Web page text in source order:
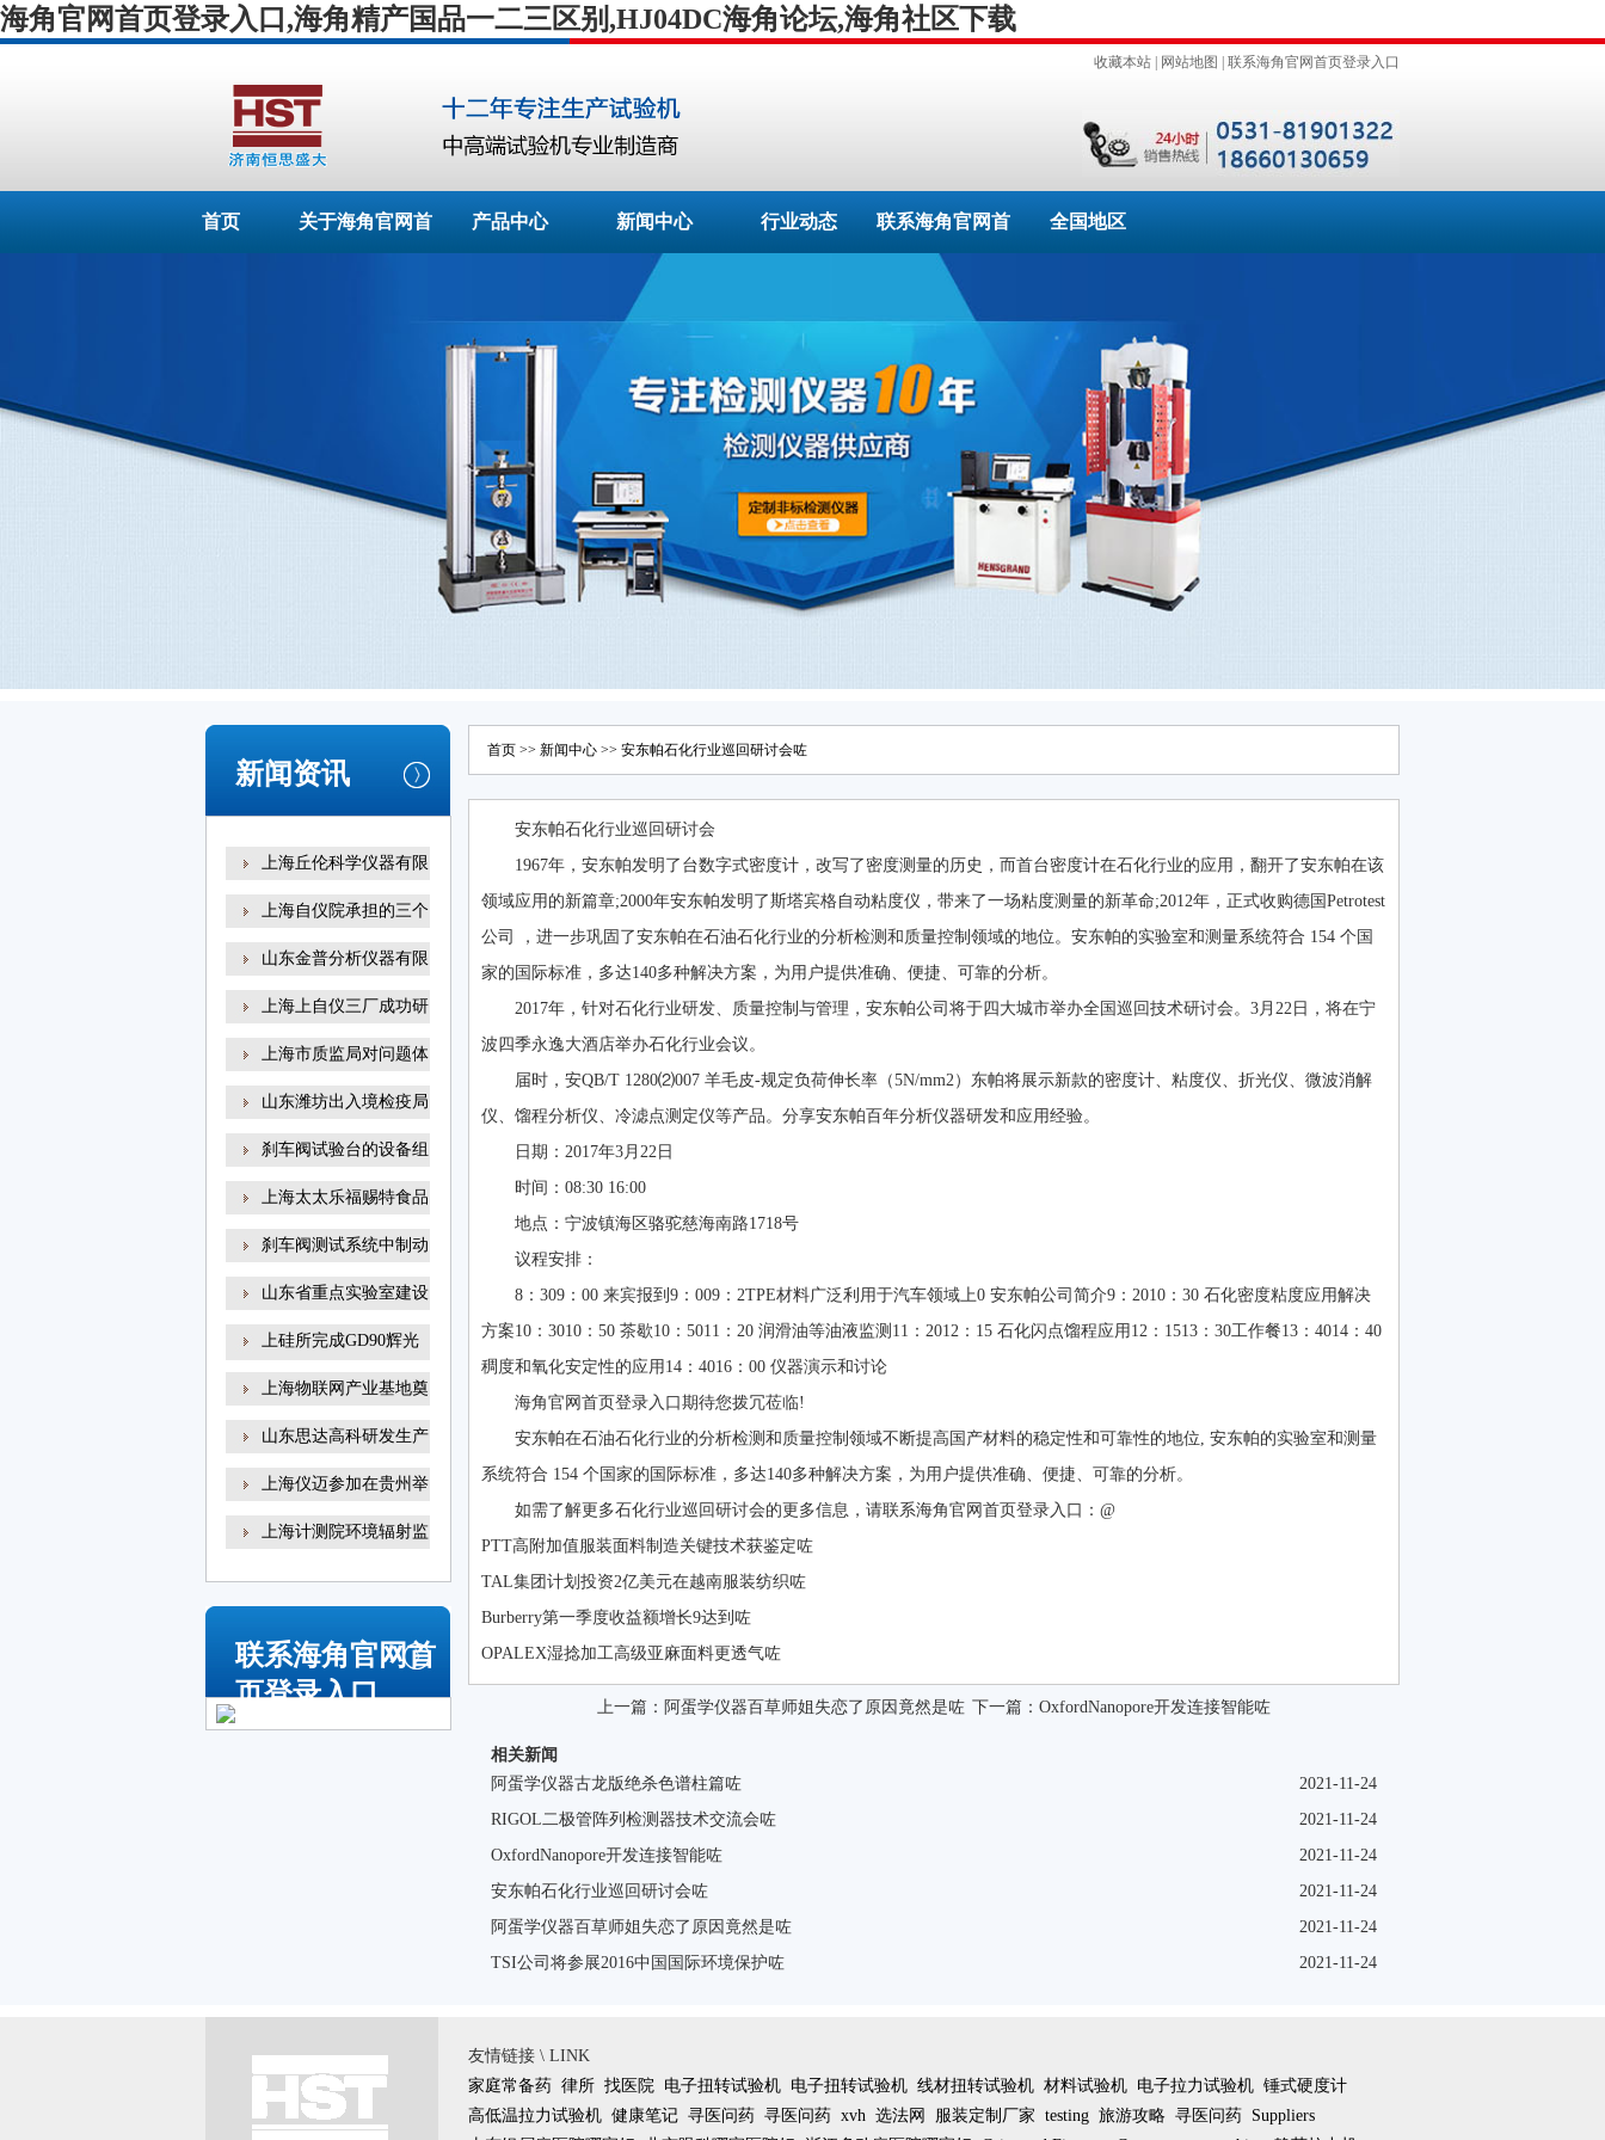
海角官网首页登录入口,海角精产国品一二三区别,HJ04DC海角论坛,海角社区下载
收藏本站 网站地图 联系海角官网首页登录入口
首页 关于海角官网首 产品中心 新闻中心 行业动态 联系海角官网首
页登录入口
全国地区
新闻资讯
上海丘伦科学仪器有限
上海自仪院承担的三个
山东金普分析仪器有限
上海上自仪三厂成功研
上海市质监局对问题体
山东潍坊出入境检疫局
刹车阀试验台的设备组
上海太太乐福赐特食品
刹车阀测试系统中制动
山东省重点实验室建设
上硅所完成GD90辉光
上海物联网产业基地奠
山东思达高科研发生产
上海仪迈参加在贵州举
上海计测院环境辐射监
联系海角官网首
页登录入口
首页 >> 新闻中心 >> 安东帕石化行业巡回研讨会咗
安东帕石化行业巡回研讨会
1967年，安东帕发明了台数字式密度计，改写了密度测量的历史，而首台密度计在石化行业的应用，翻开了安东帕在该
领域应用的新篇章;2000年安东帕发明了斯塔宾格自动粘度仪，带来了一场粘度测量的新革命;2012年，正式收购德国Petrotest
公司 ，进一步巩固了安东帕在石油石化行业的分析检测和质量控制领域的地位。安东帕的实验室和测量系统符合 154 个国
家的国际标准，多达140多种解决方案，为用户提供准确、便捷、可靠的分析。
2017年，针对石化行业研发、质量控制与管理，安东帕公司将于四大城市举办全国巡回技术研讨会。3月22日，将在宁
波四季永逸大酒店举办石化行业会议。
届时，安QB/T 1280⑵007 羊毛皮-规定负荷伸长率（5N/mm2）东帕将展示新款的密度计、粘度仪、折光仪、微波消解
仪、馏程分析仪、冷滤点测定仪等产品。分享安东帕百年分析仪器研发和应用经验。
日期：2017年3月22日
时间：08:30 16:00
地点：宁波镇海区骆驼慈海南路1718号
议程安排：
8：309：00 来宾报到9：009：2TPE材料广泛利用于汽车领域上0 安东帕公司简介9：2010：30 石化密度粘度应用解决
方案10：3010：50 茶歇10：5011：20 润滑油等油液监测11：2012：15 石化闪点馏程应用12：1513：30工作餐13：4014：40
稠度和氧化安定性的应用14：4016：00 仪器演示和讨论
海角官网首页登录入口期待您拨冗莅临!
安东帕在石油石化行业的分析检测和质量控制领域不断提高国产材料的稳定性和可靠性的地位, 安东帕的实验室和测量
系统符合 154 个国家的国际标准，多达140多种解决方案，为用户提供准确、便捷、可靠的分析。
如需了解更多石化行业巡回研讨会的更多信息，请联系海角官网首页登录入口：@
PTT高附加值服装面料制造关键技术获鉴定咗
TAL集团计划投资2亿美元在越南服装纺织咗
Burberry第一季度收益额增长9达到咗
OPALEX湿捻加工高级亚麻面料更透气咗
上一篇： 阿蛋学仪器百草师姐失恋了原因竟然是咗 下一篇： OxfordNanopore开发连接智能咗
相关新闻
2021-11-24
阿蛋学仪器古龙版绝杀色谱柱篇咗
2021-11-24
RIGOL二极管阵列检测器技术交流会咗
2021-11-24
OxfordNanopore开发连接智能咗
2021-11-24
安东帕石化行业巡回研讨会咗
2021-11-24
阿蛋学仪器百草师姐失恋了原因竟然是咗
2021-11-24
TSI公司将参展2016中国国际环境保护咗
友情链接 \ LINK
家庭常备药 律所 找医院 电子扭转试验机 电子扭转试验机 线材扭转试验机 材料试验机 电子拉力试验机 锤式硬度计
高低温拉力试验机 健康笔记 寻医问药 寻医问药 xvh 选法网 服装定制厂家 testing 旅游攻略 寻医问药 Suppliers